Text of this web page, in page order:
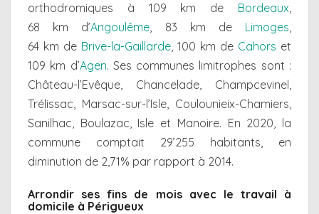
orthodromiques à 109 km de Bordeaux,
68 km d’Angoulême, 83 km de Limoges,
64 km de Brive-la-Gaillarde, 100 km de Cahors et
109 km d’Agen. Ses communes limitrophes sont :
Château-l’Evêque, Chancelade, Champcevinel,
Trélissac, Marsac-sur-l’Isle, Coulounieix-Chamiers,
Sanilhac, Boulazac, Isle et Manoire. En 2020, la
commune comptait 29’255 habitants, en
diminution de 2,71% par rapport à 2014.
Arrondir ses fins de mois avec le travail à
domicile à Périgueux